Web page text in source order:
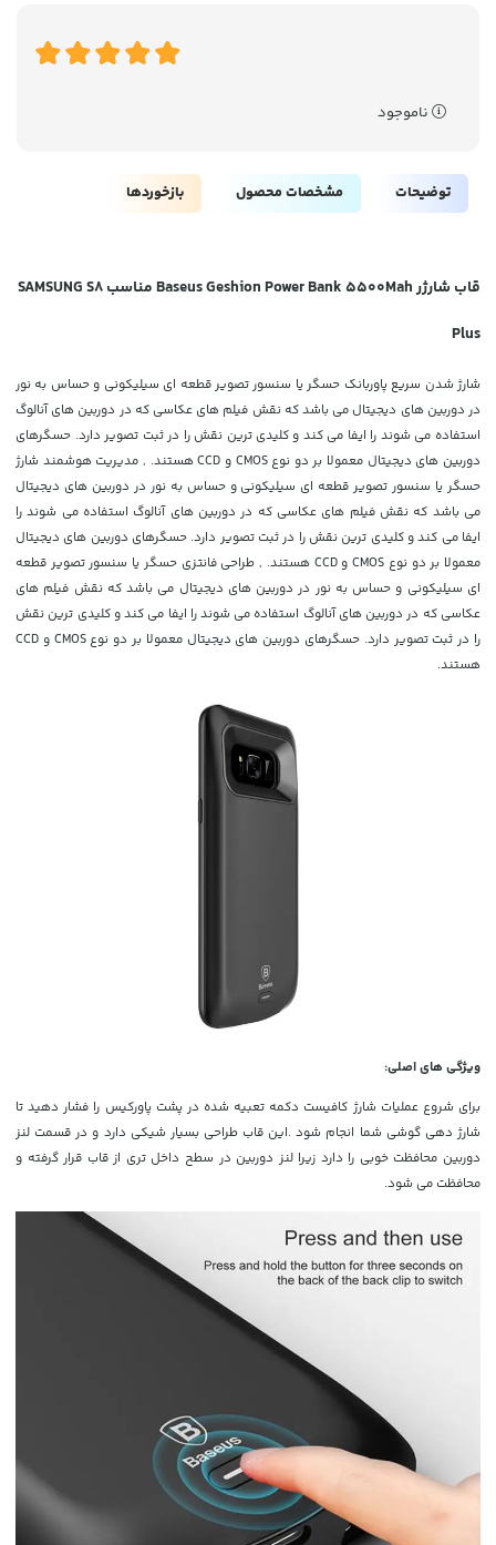
ناموجود
توضیحات مشخصات محصول بازخوردها
قاب شارژر Baseus Geshion Power Bank 5500Mah مناسب SAMSUNG S8
Plus
شارژ شدن سریع پاوربانک حسگر یا سنسور تصویر قطعه ای سیلیکونی و حساس به نور
در دوربین های دیجیتال می باشد که نقش فیلم های عکاسی که در دوربین های آنالوگ
استفاده می شوند را ایفا می کند و کلیدی ترین نقش را در ثبت تصویر دارد. حسگرهای
دوربین های دیجیتال معمولا بر دو نوع CMOS و CCD هستند. , مدیریت هوشمند شارژ
حسگر یا سنسور تصویر قطعه ای سیلیکونی و حساس به نور در دوربین های دیجیتال
می باشد که نقش فیلم های عکاسی که در دوربین های آنالوگ استفاده می شوند را
ایفا می کند و کلیدی ترین نقش را در ثبت تصویر دارد. حسگرهای دوربین های دیجیتال
معمولا بر دو نوع CMOS و CCD هستند. , طراحی فانتزی حسگر یا سنسور تصویر قطعه
ای سیلیکونی و حساس به نور در دوربین های دیجیتال می باشد که نقش فیلم های
عکاسی که در دوربین های آنالوگ استفاده می شوند را ایفا می کند و کلیدی ترین نقش
را در ثبت تصویر دارد. حسگرهای دوربین های دیجیتال معمولا بر دو نوع CMOS و CCD
هستند.
ویژگی های اصلی:
برای شروع عملیات شارژ کافیست دکمه تعبیه شده در پشت پاورکیس را فشار دهید تا
شارژ دهی گوشی شما انجام شود .این قاب طراحی بسیار شیکی دارد و در قسمت لنز
دوربین محافظت خوبی را دارد زیرا لنز دوربین در سطح داخل تری از قاب قرار گرفته و
محافظت می شود.